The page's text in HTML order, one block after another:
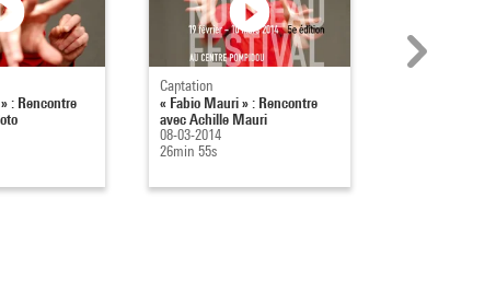
: Rencontre
Captation
« Fabio Mauri » : Rencontre
avec Achille Mauri
08-03-2014
26min 55s